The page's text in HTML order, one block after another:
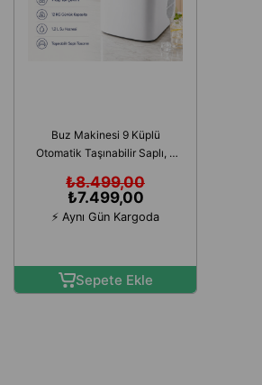
Buz Makinesi 9 Küplü
Otomatik Taşınabilir Saplı, 6
Mini Ev Tipi
₺7.499,00
₺8.499,00
Sepete Ekle
⚡ Aynı Gün Kargoda